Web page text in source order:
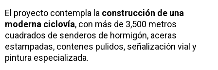
El proyecto contempla la construcción de una
moderna ciclovía, con más de 3,500 metros
cuadrados de senderos de hormigón, aceras
estampadas, contenes pulidos, señalización vial y
pintura especializada.